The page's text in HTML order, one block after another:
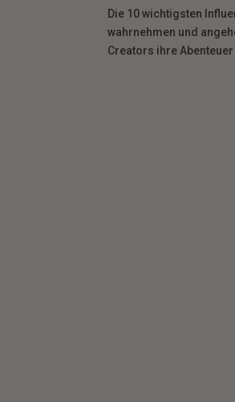
Die 10 wichtigsten
wahrnehmen und
Creators ihre Abenteuer